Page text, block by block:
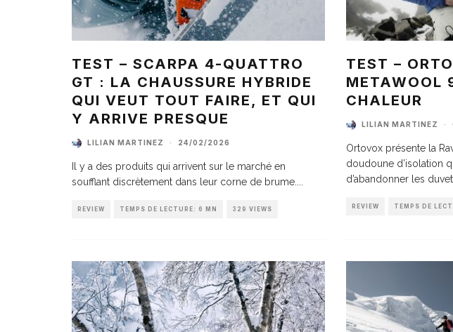
TEST – SCARPA 4-QUATTRO
GT : LA CHAUSSURE HYBRIDE
QUI VEUT TOUT FAIRE, ET QUI
Y ARRIVE PRESQUE
LILIAN MARTINEZ · 24/02/2026
Il y a des produits qui arrivent sur le marché en
soufflant discrètement dans leur corne de brume.
REVIEW TEMPS DE LECTURE: 6 MN 329 VIEWS
TEST –
METAWOOL
CHALEUR
LILIAN MARTINEZ ·
Ortovox présente la
doudoune d’isolation
d’abandonner les
REVIEW TEMPS DE